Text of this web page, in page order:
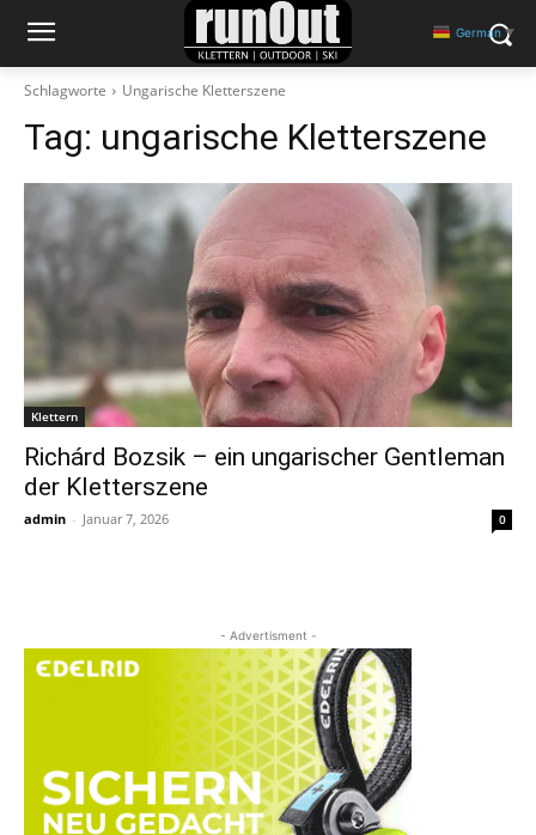
Schlagworte Ungarische Kletterszene
Tag: ungarische Kletterszene
Klettern
Richárd Bozsik – ein ungarischer Gentleman
der Kletterszene
admin - Januar 7, 2026 0
- Advertisment -
German ▼